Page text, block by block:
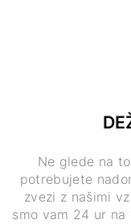
Ne glede na
potrebujete
zvezi z našimi
smo vam 24 ur na